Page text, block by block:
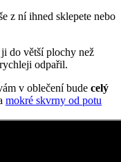
z ní ihned sklepete nebo
do větší plochy než
odpařil.
v oblečení bude celý
mokré skvrny od potu